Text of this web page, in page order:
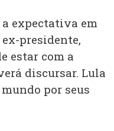
expectativa em
presidente,
estar com a
discursar. Lula
por seus